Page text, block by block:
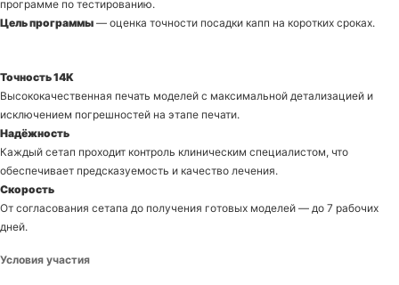
программе по тестированию.
Цель программы — оценка точности посадки капп на коротких сроках.
Точность 14K
Высококачественная печать моделей с максимальной детализацией и
исключением погрешностей на этапе печати.
Надёжность
Каждый сетап проходит контроль клиническим специалистом, что
обеспечивает предсказуемость и качество лечения.
Скорость
От согласования сетапа до получения готовых моделей — до 7 рабочих
дней.
Условия участия